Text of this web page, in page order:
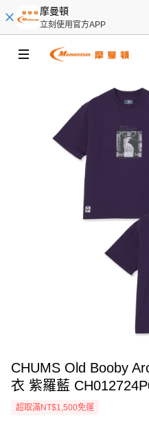
摩曼頓
立刻使用官方APP
CHUMS Old Booby
衣 紫羅藍
超取滿NT$1,500免運